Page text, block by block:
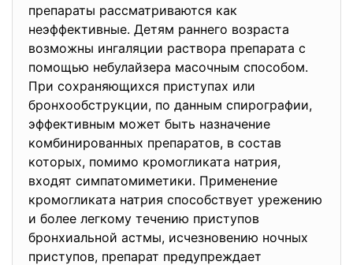
препараты рассматриваются как
неэффективные. Детям раннего возраста
возможны ингаляции раствора препарата с
помощью небулайзера масочным способом.
При сохраняющихся приступах или
бронхообструкции, по данным спирографии,
эффективным может быть назначение
комбинированных препаратов, в состав
которых, помимо кромогликата натрия,
входят симпатомиметики. Применение
кромогликата натрия способствует урежению
и более легкому течению приступов
бронхиальной астмы, исчезновению ночных
приступов, препарат предупреждает